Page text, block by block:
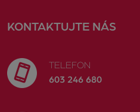
KONTAKTUJTE NÁS
TELEFON
603 246 680